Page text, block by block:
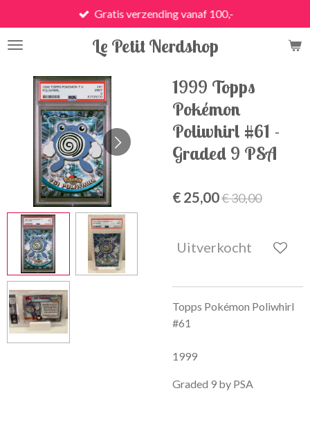
direct
naar
hoofdinhoud
Le Petit Nerdshop
Gratis verzending vanaf 100,-
1999 Topps
Pokémon
Poliwhirl #61 -
Graded 9 PSA
€ 25,00€ 30,00
Uitverkocht
Topps Pokémon Poliwhirl
#61
1999
Graded 9 by PSA